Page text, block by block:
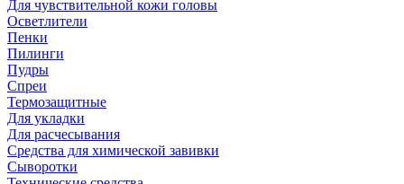
Для чувствительной кожи головы
Осветлители
Пенки
Пилинги
Пудры
Спреи
Термозащитные
Для укладки
Для расчесывания
Средства для химической завивки
Сыворотки